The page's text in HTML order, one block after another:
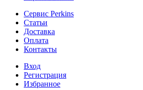
Сервис Perkins
Статьи
Доставка
Оплата
Контакты
Вход
Регистрация
Избранное